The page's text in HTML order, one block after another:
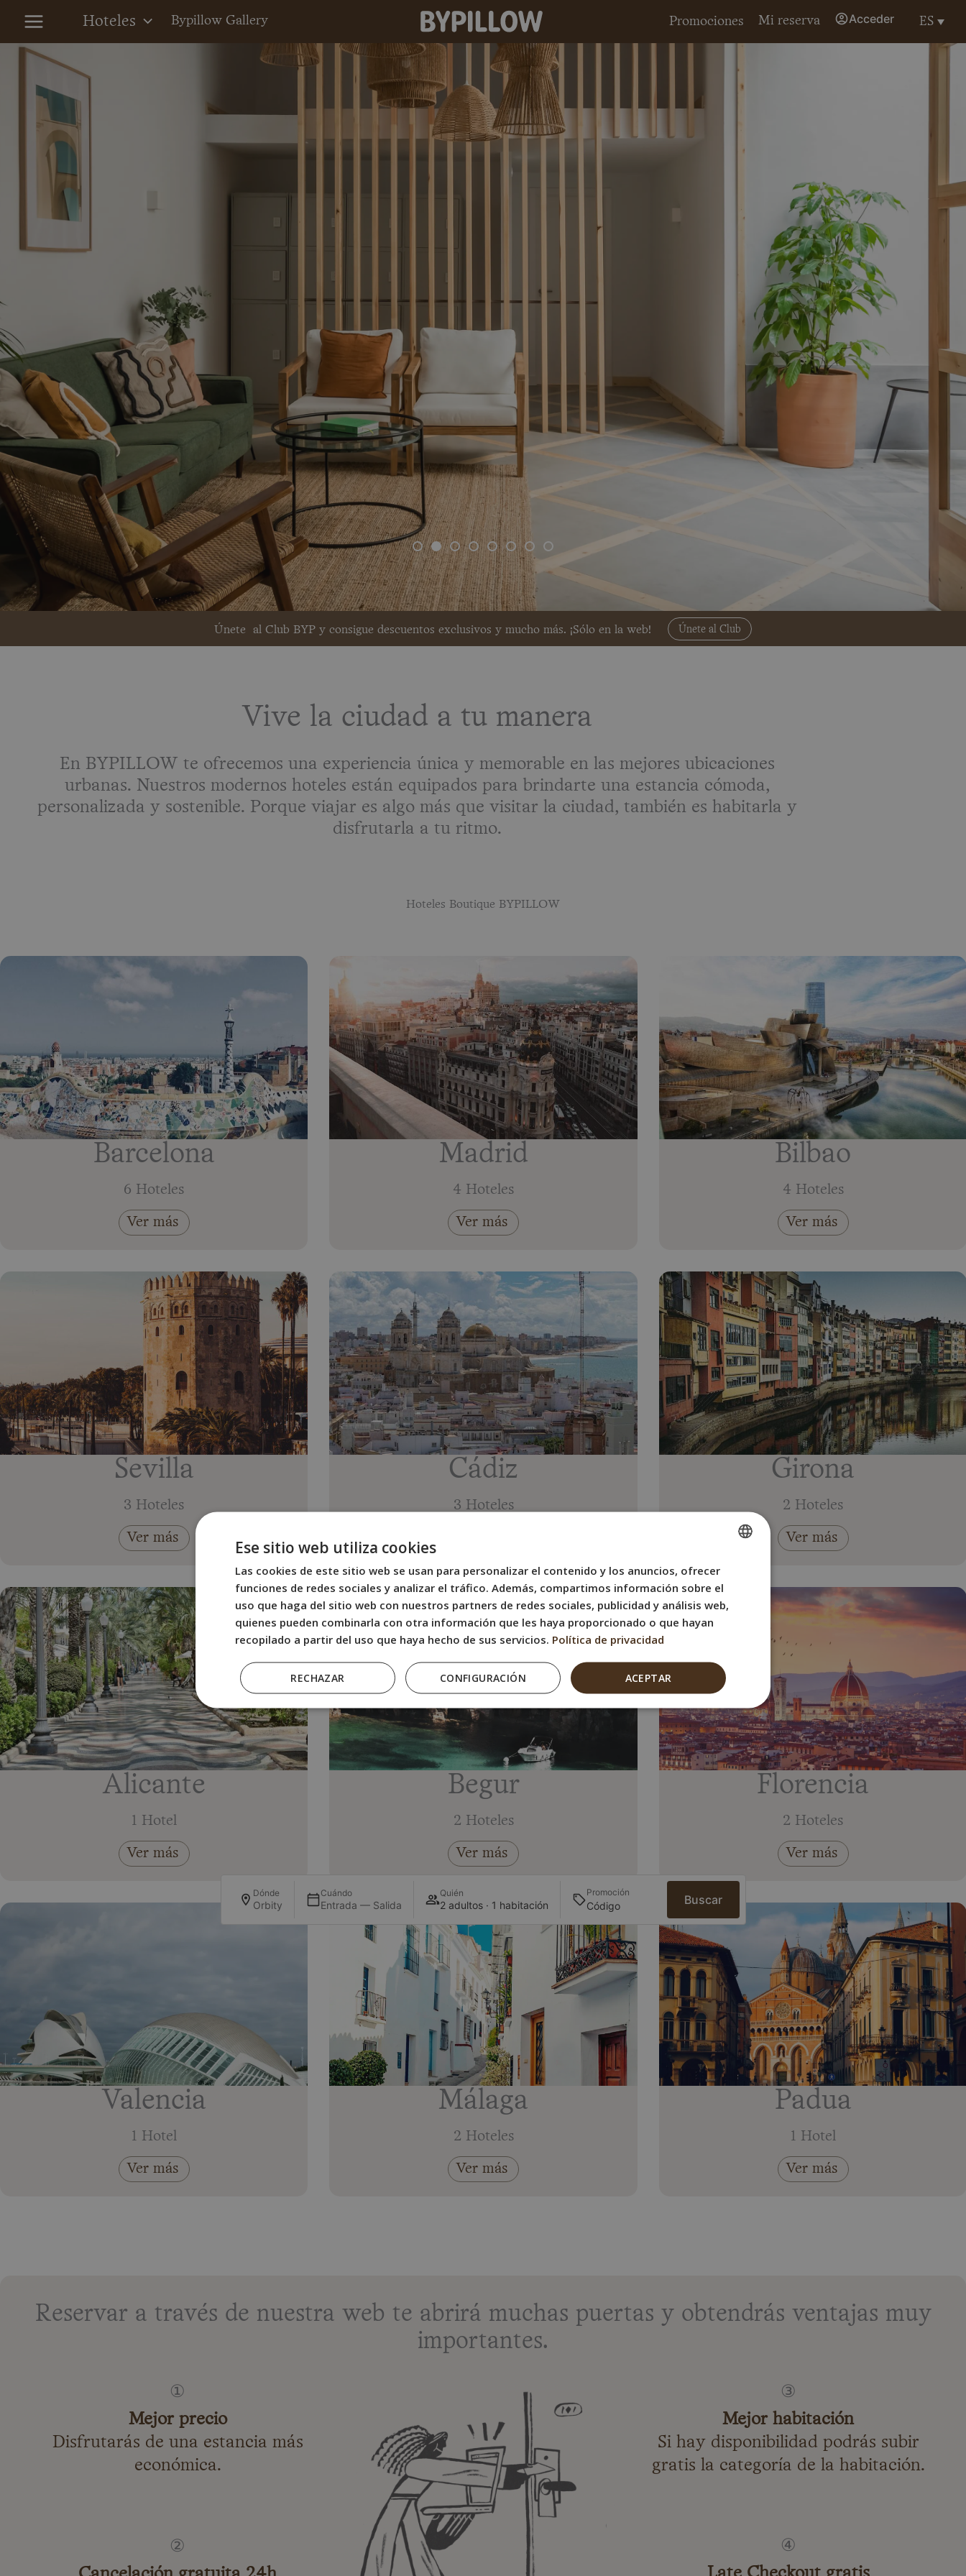
contenido
Hoteles Bypillow Gallery Promociones Mi reserva Acceder ES
Únete al Club BYP y consigue descuentos exclusivos y mucho más. ¡Sólo en la web! Únete al Club
Vive la ciudad a tu manera
En BYPILLOW te ofrecemos una experiencia única y memorable en las mejores ubicaciones
urbanas. Nuestros modernos hoteles están equipados para brindarte una estancia cómoda,
personalizada y sostenible. Porque viajar es algo más que visitar la ciudad, también es habitarla y
disfrutarla a tu ritmo.
Hoteles Boutique BYPILLOW
Barcelona
6 Hoteles
Ver más
Madrid
4 Hoteles
Ver más
Bilbao
4 Hoteles
Ver más
Sevilla
3 Hoteles
Ver más
Cádiz
3 Hoteles
Girona
2 Hoteles
Ver más
Alicante
1 Hotel
Ver más
Begur
2 Hoteles
Ver más
Florencia
2 Hoteles
Ver más
Valencia
1 Hotel
Ver más
Málaga
2 Hoteles
Ver más
Padua
1 Hotel
Ver más
Reservar a través de nuestra web te abrirá muchas puertas y obtendrás ventajas muy
importantes.
①
Mejor precio
Disfrutarás de una estancia más
económica.
②
③
Mejor habitación
Si hay disponibilidad podrás subir
gratis la categoría de la habitación.
④
Dónde
Orbity
Cuándo
Entrada — Salida
Quién
2 adultos · 1 habitación
Promoción
Buscar
SPANISH
ENGLISH
GERMAN
Ese sitio web utiliza cookies
Las cookies de este sitio web se usan para personalizar el contenido y los anuncios, ofrecer
funciones de redes sociales y analizar el tráfico. Además, compartimos información sobre el
uso que haga del sitio web con nuestros partners de redes sociales, publicidad y análisis web,
quienes pueden combinarla con otra información que les haya proporcionado o que hayan
recopilado a partir del uso que haya hecho de sus servicios. Política de privacidad
ACEPTAR
RECHAZAR CONFIGURACIÓN